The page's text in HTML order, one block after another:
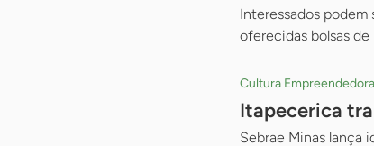
Interessados podem
oferecidas bolsas de
Cultura Empreendedora
Itapecerica
Sebrae Minas lança